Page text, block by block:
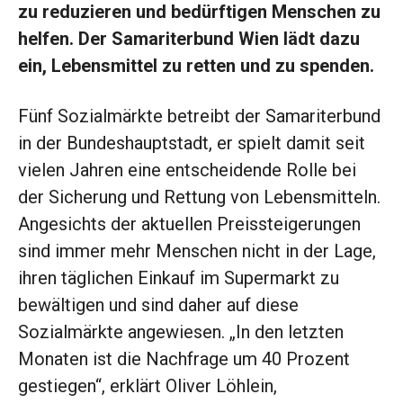
zu reduzieren und bedürftigen Menschen zu
helfen. Der Samariterbund Wien lädt dazu
ein, Lebensmittel zu retten und zu spenden.
Fünf Sozialmärkte betreibt der Samariterbund
in der Bundeshauptstadt, er spielt damit seit
vielen Jahren eine entscheidende Rolle bei
der Sicherung und Rettung von Lebensmitteln.
Angesichts der aktuellen Preissteigerungen
sind immer mehr Menschen nicht in der Lage,
ihren täglichen Einkauf im Supermarkt zu
bewältigen und sind daher auf diese
Sozialmärkte angewiesen. „In den letzten
Monaten ist die Nachfrage um 40 Prozent
gestiegen“, erklärt Oliver Löhlein,